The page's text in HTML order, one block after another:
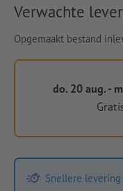
Verwachte
Opgemaakt bestand
do. 20 aug. -
Snellere